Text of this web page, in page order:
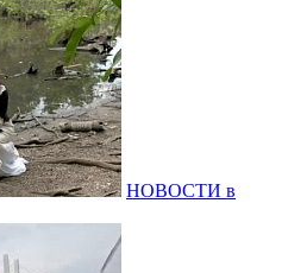
НОВОСТИ в